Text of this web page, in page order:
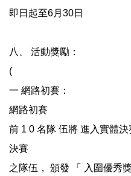
即日起至6月30日
八、 活動獎勵：
(
一 網路初賽：
網路初賽
前 1 0 名隊 伍將 進入實體
決賽
之隊伍， 頒發 「 入圍優秀